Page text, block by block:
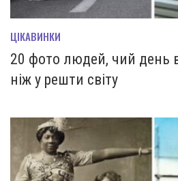
ЦІКАВИНКИ
20 фото людей, чий день
ніж у решти світу